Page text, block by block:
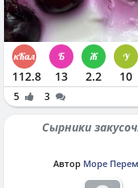
112.8 13 2.2 10
5 3
Сырники
Автор Море